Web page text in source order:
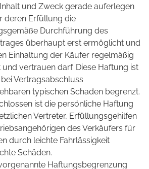
und Zweck gerade auferlegen
deren Erfüllung die
Durchführung des
überhaupt erst ermöglicht und
Einhaltung der Käufer regelmäßig
vertrauen darf. Diese Haftung ist
Vertragsabschluss
typischen Schaden begrenzt.
ist die persönliche Haftung
Vertreter, Erfüllungsgehilfen
des Verkäufers für
durch leichte Fahrlässigkeit
Schäden.
Haftungsbegrenzung